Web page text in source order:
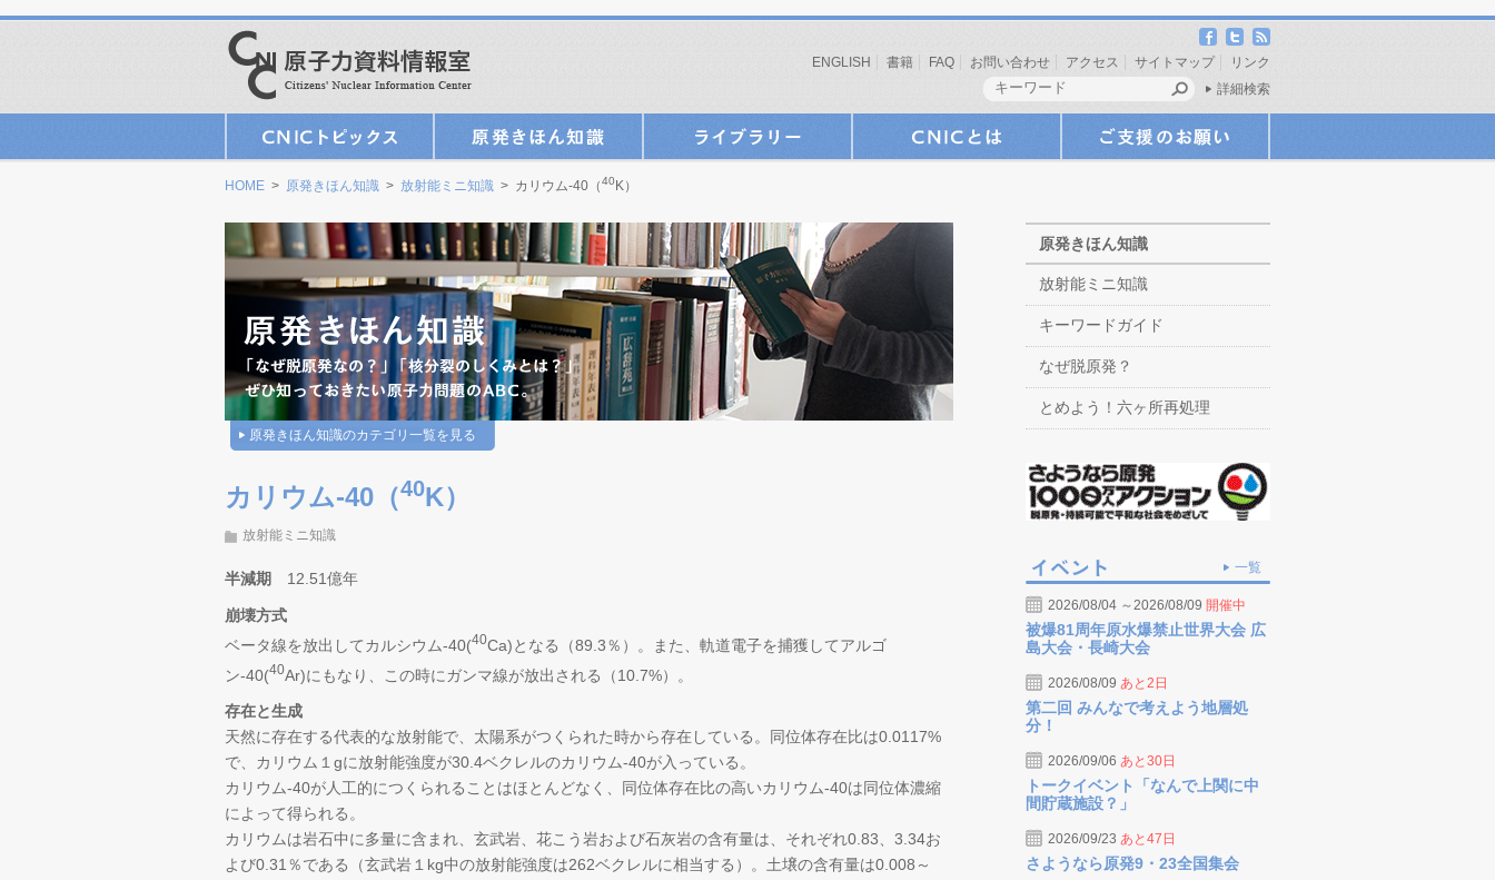
ENGLISH 書籍 FAQ お問い合わせ アクセス サイトマップ
リンク
詳細検索
HOME > 原発きほん知識 > 放射能ミニ知識 > カリウム-40（40 K）
原発きほん知識のカテゴリ一覧を見る
カリウム-40（40K）
放射能ミニ知識
半減期 12.51億年
崩壊方式
ベータ線を放出してカルシウム-40(40Ca)となる（89.3％）。また、軌道電子を捕獲してアルゴ
ン-40(40Ar)にもなり、この時にガンマ線が放出される（10.7%）。
存在と生成
天然に存在する代表的な放射能で、太陽系がつくられた時から存在している。同位体存在比は0.0117%
で、カリウム１gに放射能強度が30.4ベクレルのカリウム-40が入っている。
カリウム-40が人工的につくられることはほとんどなく、同位体存在比の高いカリウム-40は同位体濃縮
によって得られる。
カリウムは岩石中に多量に含まれ、玄武岩、花こう岩および石灰岩の含有量は、それぞれ0.83、3.34お
よび0.31％である（玄武岩１kg中の放射能強度は262ベクレルに相当する）。土壌の含有量は0.008～
原発きほん知識
放射能ミニ知識
キーワードガイド
なぜ脱原発？
とめよう！六ヶ所再処理
一覧
2026/08/04 ～2026/08/09 開催中
被爆81周年原水爆禁止世界大会 広
島大会・長崎大会
2026/08/09 あと2日
第二回 みんなで考えよう地層処
分！
2026/09/06 あと30日
トークイベント「なんで上関に中
間貯蔵施設？」
2026/09/23 あと47日
さようなら原発9・23全国集会